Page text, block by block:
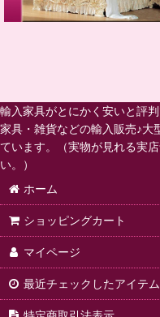
輸入家具がとにかく安いと評
家具・雑貨などの輸入販売♪大
ています。（実物が見れる実
い。）
ホーム
ショッピングカート
マイページ
最近チェックしたアイテム